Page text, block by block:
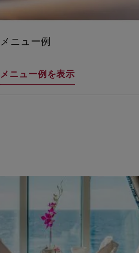
メニュー例
メニュー例を表示